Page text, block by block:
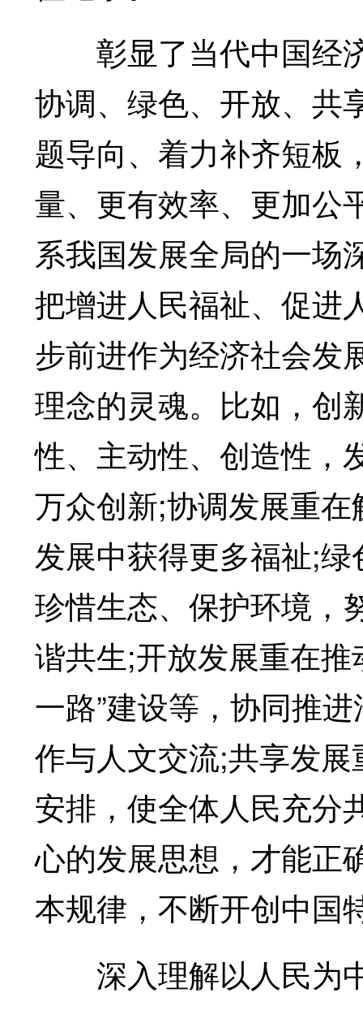
彰显了当代中国经
协调、绿色、开放、共
题导向、着力补齐短板
量、更有效率、更加公
系我国发展全局的一场
把增进人民福祉、促进
步前进作为经济社会发
理念的灵魂。比如，创
性、主动性、创造性，
万众创新;协调发展重
发展中获得更多福祉;
珍惜生态、保护环境，
谐共生;开放发展重在
一路”建设等，协同推
作与人文交流;共享发
安排，使全体人民充分
心的发展思想，才能正
本规律，不断开创中国
深入理解以人民为